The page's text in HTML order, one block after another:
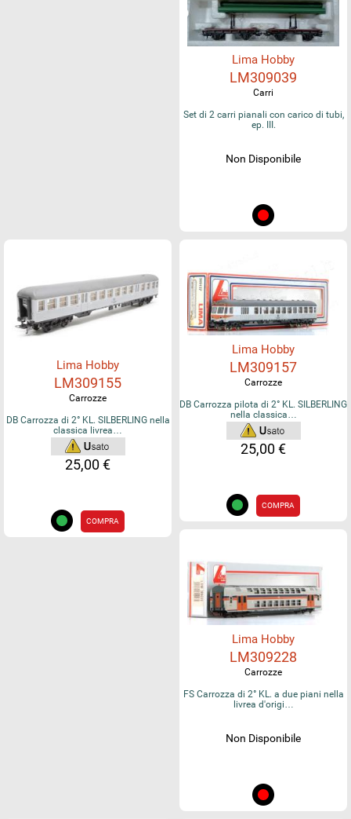
Lima Hobby
LM309039
Carri
Set di 2 carri pianali con carico di tubi,
ep. III.
Non Disponibile
Lima Hobby
LM309155
Carrozze
DB Carrozza di 2° KL. SILBERLING nella
classica livrea…
25,00 €
COMPRA
Lima Hobby
LM309157
Carrozze
DB Carrozza pilota di 2° KL. SILBERLING
nella classica…
25,00 €
COMPRA
Lima Hobby
LM309228
Carrozze
FS Carrozza di 2° KL. a due piani nella
livrea d'origi…
Non Disponibile